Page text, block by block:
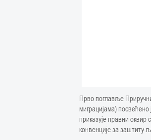
Прво поглавље
миграцијама)
приказује правни
конвенције за заштиту